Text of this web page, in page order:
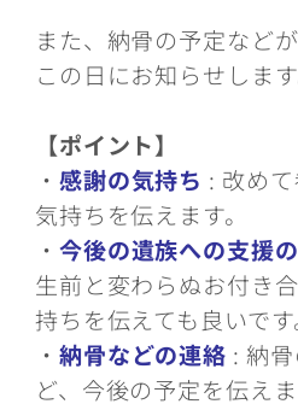
また、納骨の予定など
この日にお知らせします
【ポイント】
・ 感謝の気持ち : 改め
気持ちを伝えます。
・ 今後の遺族への支援
生前と変わらぬお付き
持ちを伝えても良いです
・ 納骨などの連絡 : 納
ど、今後の予定を伝えま